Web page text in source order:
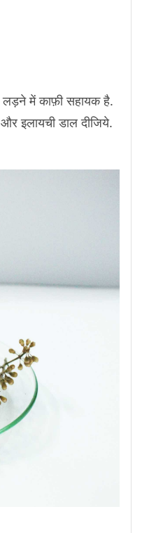
लड़ने में काफ़ी सहायक है.
इलायची डाल दीजिये.